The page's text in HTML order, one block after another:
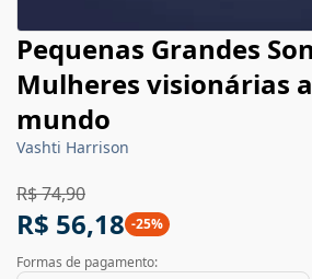
Pequenas Grandes
Mulheres visionárias
mundo
Vashti Harrison
R$ 74,90
R$ 56,18 -25%
Formas de pagamento: